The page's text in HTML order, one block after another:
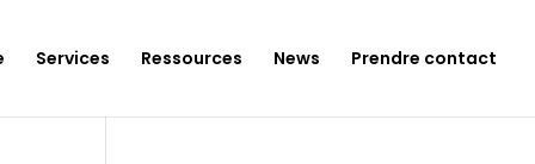
Services Ressources News Prendre contact